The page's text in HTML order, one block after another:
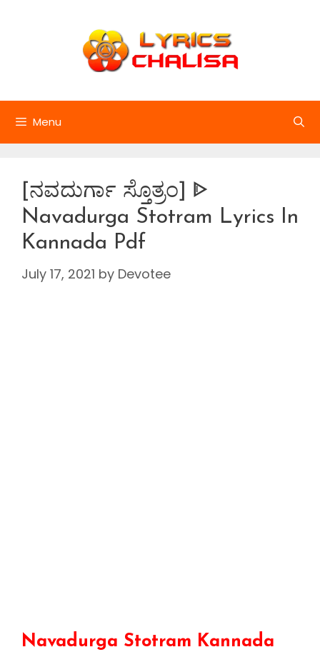
Menu
[ನವದುರ್ಗಾ ಸ್ತೊತ್ರಂ] ᐈ
Navadurga Stotram Lyrics In
Kannada Pdf
July 17, 2021 by Devotee
Navadurga Stotram Kannada